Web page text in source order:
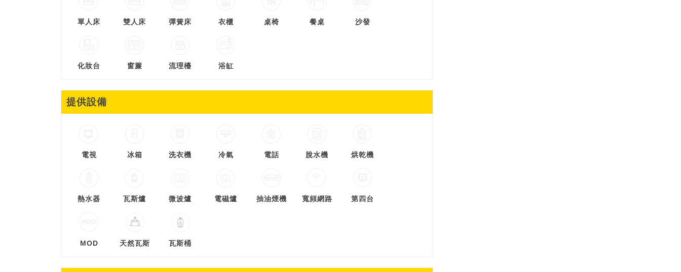
單人床 雙人床 彈簧床 衣櫃 桌椅 餐桌 沙發
化妝台 窗簾 流理檯 浴缸
提供設備
電視 冰箱 洗衣機 冷氣 電話 脫水機 烘乾機
熱水器 瓦斯爐 微波爐 電磁爐 抽油煙機 寬頻網路 第四台
MOD 天然瓦斯 瓦斯桶